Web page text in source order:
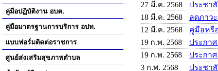
คู่มือปฏิบัติงาน อบต.
คู่มือมาตรฐานการบริการ อปท.
แบบฟอร์มติดต่อราชการ
ศูนย์ส่งเสริมสุขภาพตำบล
27 มี.ค. 2568
ประชา
18 มี.ค. 2568
ลดภาว
12 มี.ค. 2568
คู่มือหรื
19 ก.พ. 2568
ประกา
19 ก.พ. 2568
ประกา
3 ก.พ. 2568
ประชา